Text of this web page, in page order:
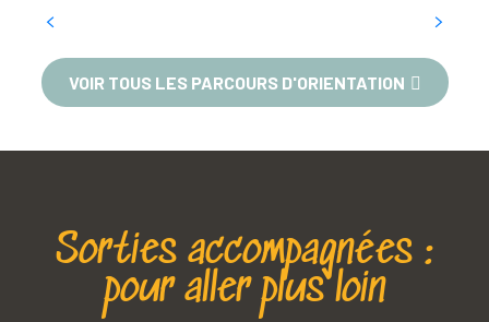
La grotte du loup et le mystère du Disque
Nances
VOIR TOUS LES PARCOURS D'ORIENTATION
Sorties accompagnées :
pour aller plus loin